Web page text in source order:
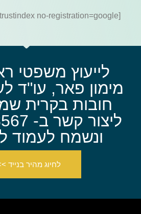
[trustindex no-registration=google]
לייעוץ משפטי
מימון פאר, עו"ד
חובות בקרית
ליצור
ונשמח לעמוד
לחיוג מהיר בנייד